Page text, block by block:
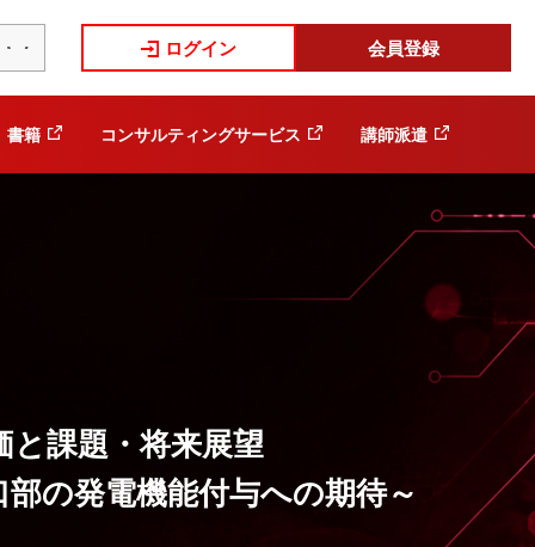
ログイン 会員登録
書籍 コンサルティングサービス 講師派遣
と課題・将来展望
の発電機能付与への期待～